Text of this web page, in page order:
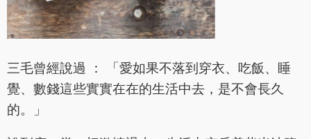
三毛曾經說過 ： 「愛如果不落到穿衣、吃飯、睡
覺、數錢這些實實在在的生活中去，是不會長久
的。」